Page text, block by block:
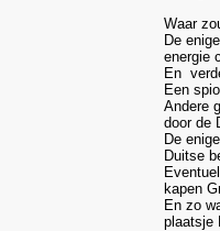
Waar
De
energie
En
Een
Andere
door de
De
Duitse
kapen
En zo
plaatsje